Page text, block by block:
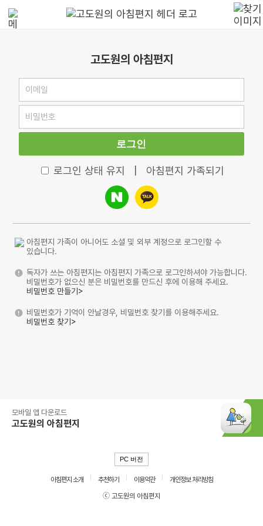
고도원의 아침편지
로그인
로그인 상태 유지 아침편지 가족되기
아침편지 가족이 아니어도 소셜 및 외부 계정으로 로그인할 수
있습니다.
독자가 쓰는 아침편지는 아침편지 가족으로 로그인하셔야 가능합니다.
비밀번호가 없으신 분은 비밀번호를 만드신 후에 이용해 주세요.
비밀번호 만들기>
비밀번호가 기억이 안날경우, 비밀번호 찾기를 이용해주세요.
비밀번호 찾기>
모바일 앱 다운로드
고도원의 아침편지
PC 버전
아침편지 소개 추천하기 이용약관
개인정보 처리방침
ⓒ 고도원의 아침편지